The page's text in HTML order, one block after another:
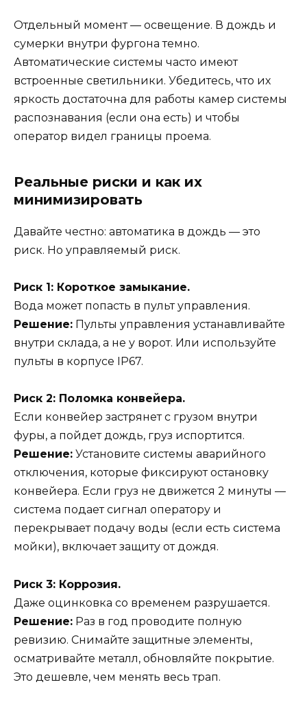
Отдельный момент — освещение. В дождь и
сумерки внутри фургона темно.
Автоматические системы часто имеют
встроенные светильники. Убедитесь, что их
яркость достаточна для работы камер системы
распознавания (если она есть) и чтобы
оператор видел границы проема.
Реальные риски и как их
минимизировать
Давайте честно: автоматика в дождь — это
риск. Но управляемый риск.
Риск 1: Короткое замыкание.
Вода может попасть в пульт управления.
Решение: Пульты управления устанавливайте
внутри склада, а не у ворот. Или используйте
пульты в корпусе IP67.
Риск 2: Поломка конвейера.
Если конвейер застрянет с грузом внутри
фуры, а пойдет дождь, груз испортится.
Решение: Установите системы аварийного
отключения, которые фиксируют остановку
конвейера. Если груз не движется 2 минуты —
система подает сигнал оператору и
перекрывает подачу воды (если есть система
мойки), включает защиту от дождя.
Риск 3: Коррозия.
Даже оцинковка со временем разрушается.
Решение: Раз в год проводите полную
ревизию. Снимайте защитные элементы,
осматривайте металл, обновляйте покрытие.
Это дешевле, чем менять весь трап.